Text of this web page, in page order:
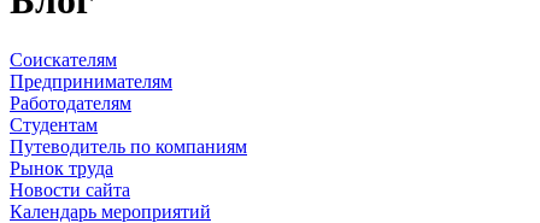
Соискателям
Предпринимателям
Работодателям
Студентам
Путеводитель по компаниям
Рынок труда
Новости сайта
Календарь мероприятий